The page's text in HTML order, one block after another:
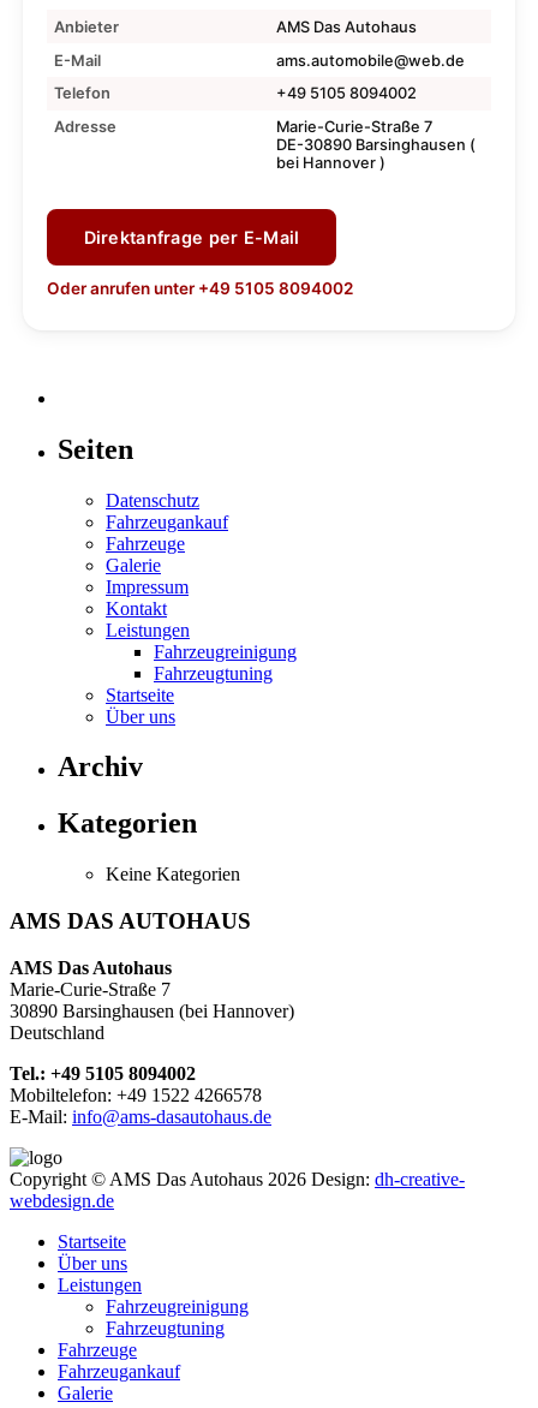
Anbieter
AMS Das Autohaus
E-Mail
ams.automobile@web.de
Telefon
+49 5105 8094002
Adresse
Marie-Curie-Straße 7
DE-30890 Barsinghausen (
bei Hannover )
Direktanfrage per E-Mail
Oder anrufen unter +49 5105 8094002
Seiten
Datenschutz
Fahrzeugankauf
Fahrzeuge
Galerie
Impressum
Kontakt
Leistungen
Fahrzeugreinigung
Fahrzeugtuning
Startseite
Über uns
Archiv
Kategorien
Keine Kategorien
AMS DAS AUTOHAUS
AMS Das Autohaus
Marie-Curie-Straße 7
30890 Barsinghausen (bei Hannover)
Deutschland
Tel.: +49 5105 8094002
Mobiltelefon: +49 1522 4266578
E-Mail: info@ams-dasautohaus.de
Copyright © AMS Das Autohaus 2026 Design: dh-creative-
webdesign.de
Startseite
Über uns
Leistungen
Fahrzeugreinigung
Fahrzeugtuning
Fahrzeuge
Fahrzeugankauf
Galerie